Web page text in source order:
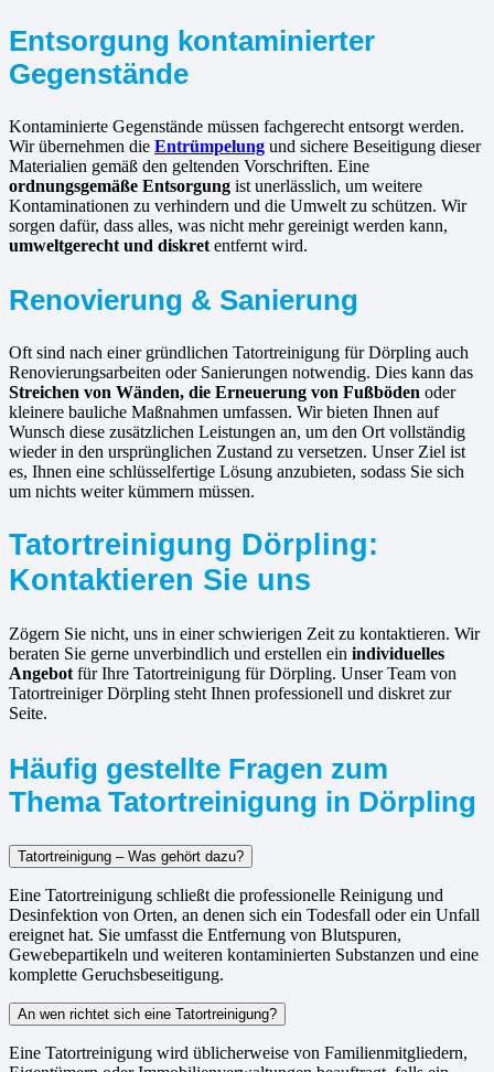
Entsorgung kontaminierter
Gegenstände
Kontaminierte Gegenstände müssen fachgerecht entsorgt werden.
Wir übernehmen die Entrümpelung und sichere Beseitigung dieser
Materialien gemäß den geltenden Vorschriften. Eine
ordnungsgemäße Entsorgung ist unerlässlich, um weitere
Kontaminationen zu verhindern und die Umwelt zu schützen. Wir
sorgen dafür, dass alles, was nicht mehr gereinigt werden kann,
umweltgerecht und diskret entfernt wird.
Renovierung & Sanierung
Oft sind nach einer gründlichen Tatortreinigung für Dörpling auch
Renovierungsarbeiten oder Sanierungen notwendig. Dies kann das
Streichen von Wänden, die Erneuerung von Fußböden oder
kleinere bauliche Maßnahmen umfassen. Wir bieten Ihnen auf
Wunsch diese zusätzlichen Leistungen an, um den Ort vollständig
wieder in den ursprünglichen Zustand zu versetzen. Unser Ziel ist
es, Ihnen eine schlüsselfertige Lösung anzubieten, sodass Sie sich
um nichts weiter kümmern müssen.
Tatortreinigung Dörpling:
Kontaktieren Sie uns
Zögern Sie nicht, uns in einer schwierigen Zeit zu kontaktieren. Wir
beraten Sie gerne unverbindlich und erstellen ein individuelles
Angebot für Ihre Tatortreinigung für Dörpling. Unser Team von
Tatortreiniger Dörpling steht Ihnen professionell und diskret zur
Seite.
Häufig gestellte Fragen zum
Thema Tatortreinigung in Dörpling
Tatortreinigung – Was gehört dazu?
Eine Tatortreinigung schließt die professionelle Reinigung und
Desinfektion von Orten, an denen sich ein Todesfall oder ein Unfall
ereignet hat. Sie umfasst die Entfernung von Blutspuren,
Gewebepartikeln und weiteren kontaminierten Substanzen und eine
komplette Geruchsbeseitigung.
An wen richtet sich eine Tatortreinigung?
Eine Tatortreinigung wird üblicherweise von Familienmitgliedern,